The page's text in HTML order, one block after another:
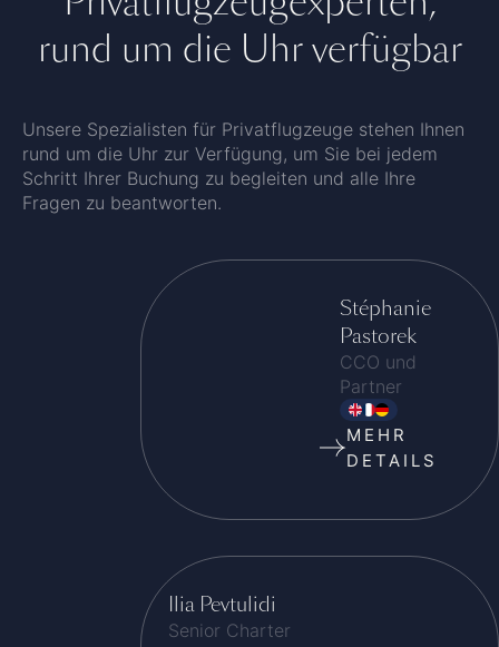
rund um die Uhr verfügbar
Unsere Spezialisten für Privatflugzeuge stehen Ihnen
rund um die Uhr zur Verfügung, um Sie bei jedem
Schritt Ihrer Buchung zu begleiten und alle Ihre
Fragen zu beantworten.
Stéphanie
Pastorek
CCO und
Partner
MEHR
DETAILS
Ilia Pevtulidi
Senior Charter